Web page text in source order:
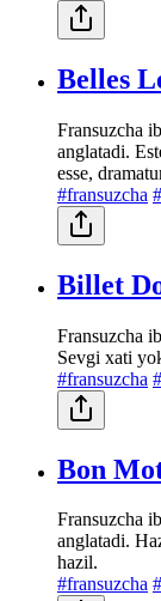
Belles
Fransuzcha
anglatadi.
esse,
#fransuzcha
Billet
Fransuzcha
Sevgi xati
#fransuzcha
Bon
Fransuzcha
anglatadi.
hazil.
#fransuzcha